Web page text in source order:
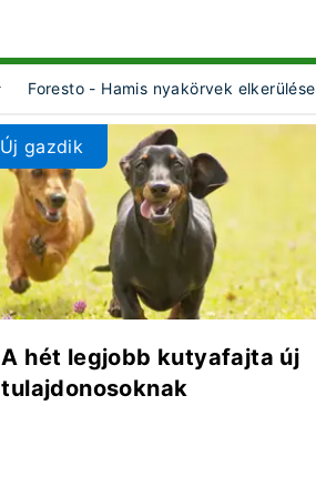
Show submenu for [object Object]
Foresto - Hamis nyakörvek elkerülése
Új gazdik
A hét legjobb kutyafajta új
tulajdonosoknak